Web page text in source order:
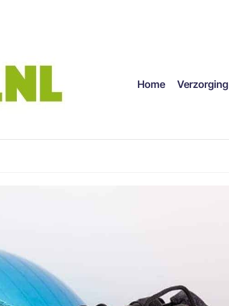
Home Verzorging